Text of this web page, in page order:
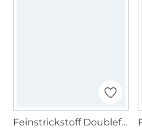
Feinstrickstoff Doubleface Lia Melange, himmelblau